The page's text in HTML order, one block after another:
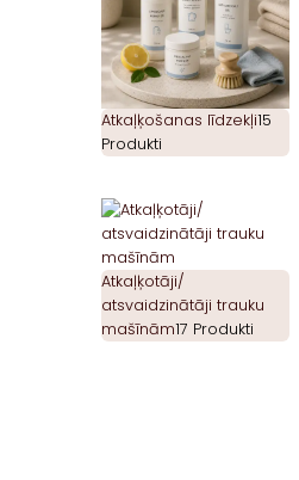
Atkaļķošanas līdzekļi15
Produkti
Atkaļķotāji/
atsvaidzinātāji trauku
mašīnām17 Produkti